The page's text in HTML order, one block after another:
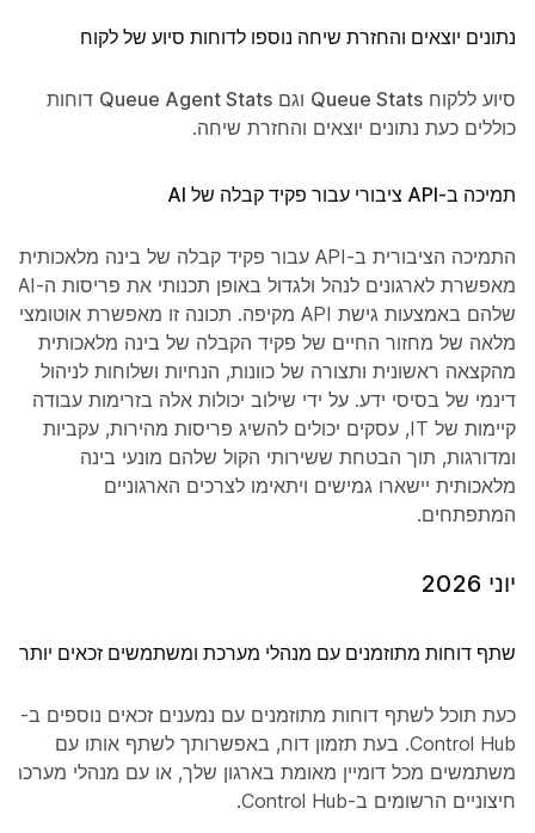
נתונים יוצאים והחזרת שיחה נוספו לדוחות סיוע של לקוח
סיוע ללקוח Queue Stats וגם Queue Agent Stats דוחות
כוללים כעת נתונים יוצאים והחזרת שיחה.
תמיכה ב-API ציבורי עבור פקיד קבלה של AI
התמיכה הציבורית ב-API עבור פקיד קבלה של בינה מלאכותית
מאפשרת לארגונים לנהל ולגדול באופן תכנותי את פריסות ה-AI
שלהם באמצעות גישת API מקיפה. תכונה זו מאפשרת אוטומציה
מלאה של מחזור החיים של פקיד הקבלה של בינה מלאכותית
מהקצאה ראשונית ותצורה של כוונות, הנחיות ושלוחות לניהול
דינמי של בסיסי ידע. על ידי שילוב יכולות אלה בזרימות עבודה
קיימות של IT, עסקים יכולים להשיג פריסות מהירות, עקביות
ומדורגות, תוך הבטחת ששירותי הקול שלהם מונעי בינה
מלאכותית יישארו גמישים ויתאימו לצרכים הארגוניים
המתפתחים.
יוני 2026
שתף דוחות מתוזמנים עם מנהלי מערכת ומשתמשים זכאים יותר
כעת תוכל לשתף דוחות מתוזמנים עם נמענים זכאים נוספים ב-
Control Hub. בעת תזמון דוח, באפשרותך לשתף אותו עם
משתמשים מכל דומיין מאומת בארגון שלך, או עם מנהלי מערכת
חיצוניים הרשומים ב-Control Hub.